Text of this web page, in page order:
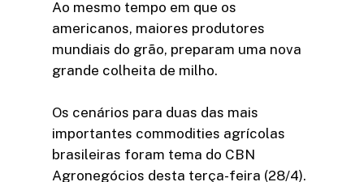
Ao mesmo tempo em que os
americanos, maiores produtores
mundiais do grão, preparam uma nova
grande colheita de milho.
Os cenários para duas das mais
importantes commodities agrícolas
brasileiras foram tema do CBN
Agronegócios desta terça-feira (28/4).